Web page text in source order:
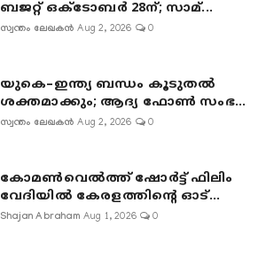
ബജറ്റ് ഒക്ടോബർ 28ന്; സാമ്...
സ്വന്തം ലേഖകൻ Aug 2, 2026 0
യുകെ–ഇന്ത്യ ബന്ധം കൂടുതൽ
ശക്തമാക്കും; ആദ്യ ഫോൺ സംഭ...
സ്വന്തം ലേഖകൻ Aug 2, 2026 0
കോമൺവെൽത്ത് ഷോർട്ട് ഫിലിം
വേദിയിൽ കേരളത്തിന്റെ ഓട്...
Shajan Abraham Aug 1, 2026 0